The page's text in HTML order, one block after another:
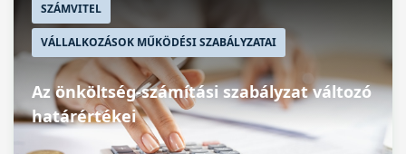
SZÁMVITEL
VÁLLALKOZÁSOK MŰKÖDÉSI SZABÁLYZATAI
Az önköltség-számítási szabályzat változó
határértékei